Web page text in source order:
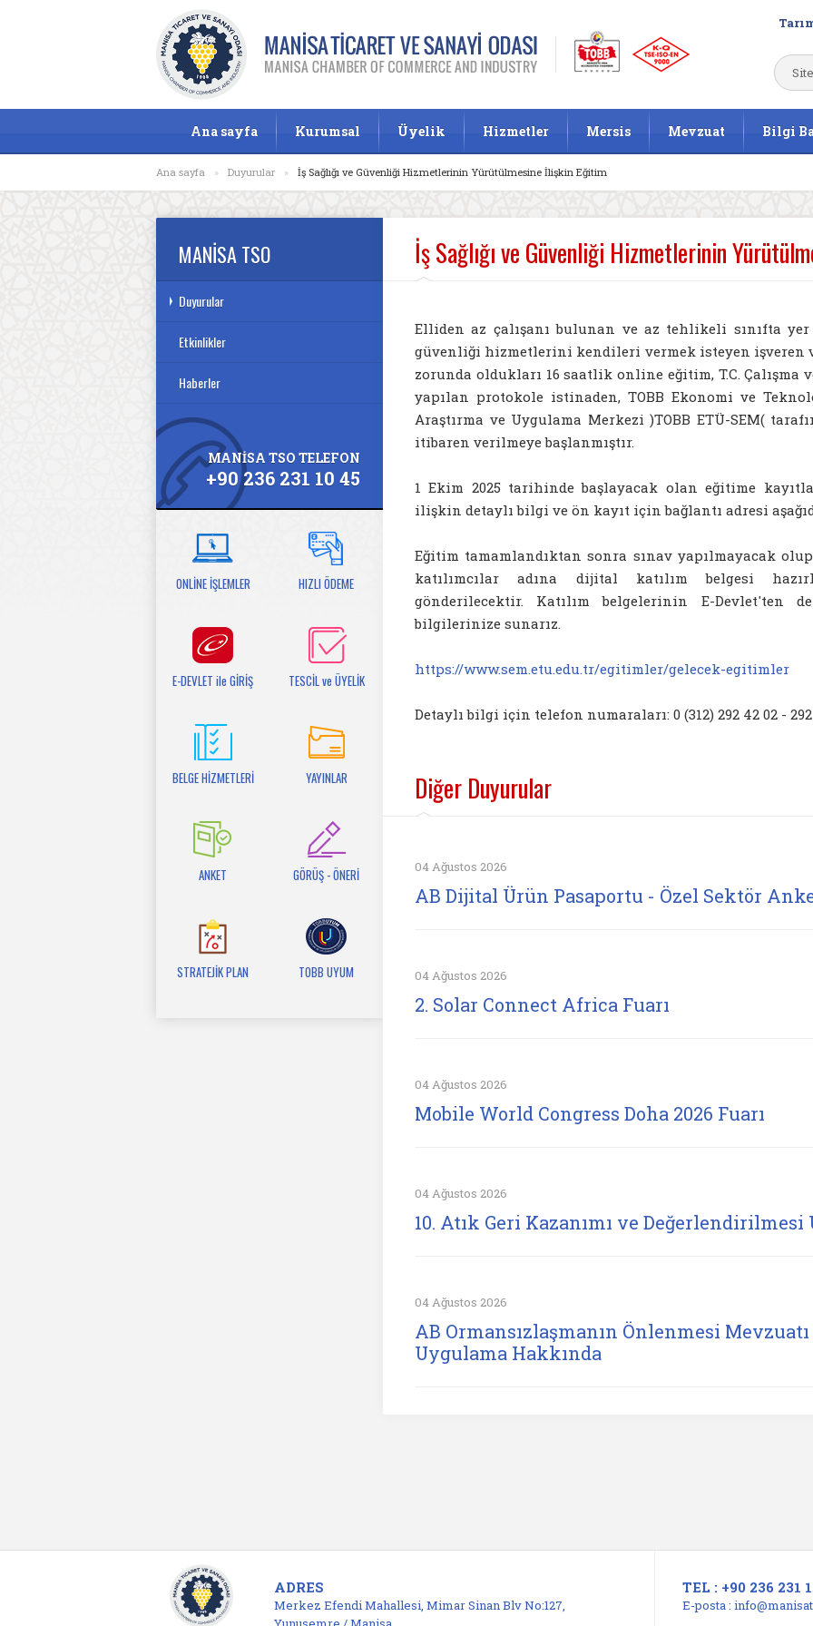
Ana sayfa Kurumsal Üyelik Hizmetler Mersis Mevzuat Bilgi
Ana sayfa » Duyurular » İş Sağlığı ve Güvenliği Hizmetlerinin Yürütülmesine İlişkin Eğitim
MANİSA TSO
Duyurular
Etkinlikler
Haberler
MANİSA TSO TELEFON
+90 236 231 10 45
ONLİNE İŞLEMLER HIZLI ÖDEME
E-DEVLET ile GİRİŞ TESCİL ve ÜYELİK
BELGE HİZMETLERİ YAYINLAR
ANKET GÖRÜŞ - ÖNERİ
STRATEJİK PLAN TOBB UYUM
İş Sağlığı ve Güvenliği Hizmetlerinin
Elliden az çalışanı bulunan ve az tehlikeli sınıfta
güvenliği hizmetlerini kendileri vermek isteyen
zorunda oldukları 16 saatlik online eğitim, T.C. Çalışma
yapılan protokole istinaden, TOBB Ekonomi ve
Araştırma ve Uygulama Merkezi )TOBB ETÜ-SEM(
itibaren verilmeye başlanmıştır.
1 Ekim 2025 tarihinde başlayacak olan eğitime
ilişkin detaylı bilgi ve ön kayıt için bağlantı adresi
Eğitim tamamlandıktan sonra sınav yapılmayacak
katılımcılar adına dijital katılım belgesi
gönderilecektir. Katılım belgelerinin E-Devlet'ten
bilgilerinize sunarız.
https://www.sem.etu.edu.tr/egitimler/gelecek-egitimler
Detaylı bilgi için telefon numaraları: 0 (312) 292 42 02 - 292
Diğer Duyurular
04 Ağustos 2026
AB Dijital Ürün Pasaportu - Özel Sektör
04 Ağustos 2026
2. Solar Connect Africa Fuarı
04 Ağustos 2026
Mobile World Congress Doha 2026 Fuarı
04 Ağustos 2026
10. Atık Geri Kazanımı ve Değerlendirilmesi
04 Ağustos 2026
AB Ormansızlaşmanın Önlenmesi
Uygulama Hakkında
ADRES
Merkez Efendi Mahallesi, Mimar Sinan Blv No:127,
TEL : +90 236 231
E-posta :